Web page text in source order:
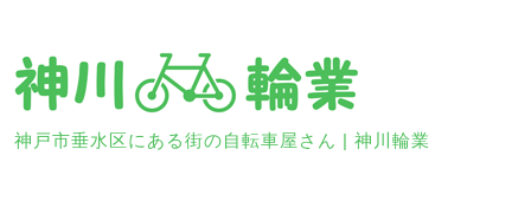
神戸市垂水区にある街の自転車屋さん | 神川輪業